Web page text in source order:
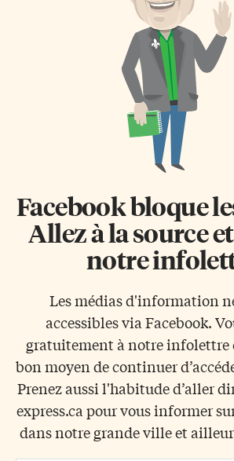
devient victime de railleries et
de mesquineries au primaire et
au secondaire. Gang de rue À
Facebook bloque
Allez à la source
notre
Les médias d'information
accessibles via Facebook.
gratuitement à notre infolettre
bon moyen de continuer
Prenez aussi l'habitude d’aller
express.ca pour vous informer
dans notre grande ville et